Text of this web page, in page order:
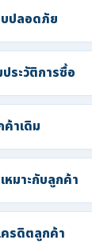
บปลอดภัย
ระวัติการซื้อ
ค้าเดิม
หมาะกับลูกค้า
ครดิตลูกค้า